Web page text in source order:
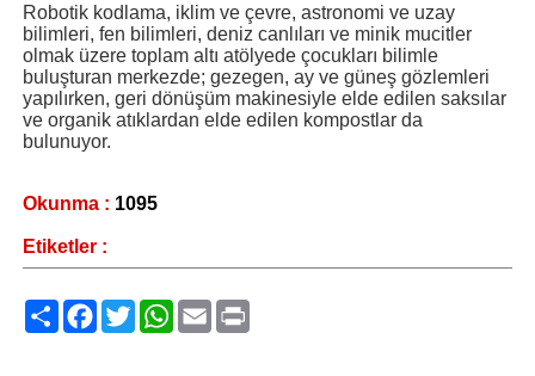
Robotik kodlama, iklim ve çevre, astronomi ve uzay
bilimleri, fen bilimleri, deniz canlıları ve minik mucitler
olmak üzere toplam altı atölyede çocukları bilimle
buluşturan merkezde; gezegen, ay ve güneş gözlemleri
yapılırken, geri dönüşüm makinesiyle elde edilen saksılar
ve organik atıklardan elde edilen kompostlar da
bulunuyor.
Okunma : 1095
Etiketler :
PaylaşFacebook
TwitterWhatsApp
Email